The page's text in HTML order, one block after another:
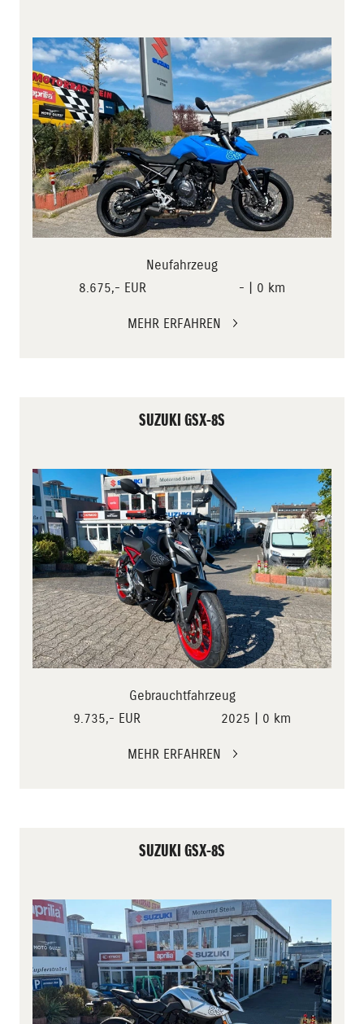
Neufahrzeug
8.675,- EUR
- | 0 km
MEHR ERFAHREN
SUZUKI GSX-8S
Gebrauchtfahrzeug
9.735,- EUR
2025 | 0 km
MEHR ERFAHREN
SUZUKI GSX-8S